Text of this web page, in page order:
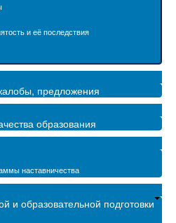
и её последствия
предложения
образования
наставничества
и образовательной подготовки